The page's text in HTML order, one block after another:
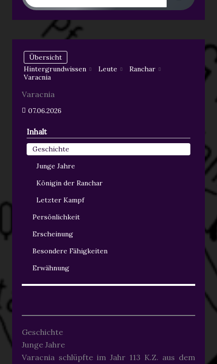
Übersicht
Hintergrundwissen
Leute
Ranchar
Varacnia
Varacnia
07.06.2026
Inhalt
Geschichte
Junge Jahre
Königin der Ranchar
Letzter Kampf
Persönlichkeit
Erscheinung
Besondere Fähigkeiten
Erwähnung
Geschichte
Junge Jahre
Varacnia schlüpfte im Jahr 113 K.Z. aus dem